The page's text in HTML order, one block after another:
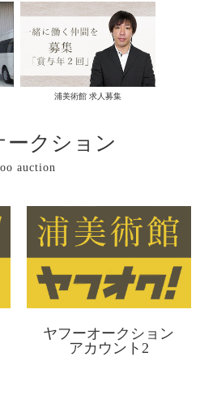
浦美術館 求人募集
ークション
auction
ヤフーオークション
アカウント2